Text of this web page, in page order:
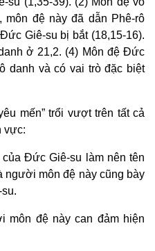
đệ này đã dẫn Phê-rô
Giê-su bị bắt (18,15-16).
ở 21,2. (4) Môn đệ Đức
danh và có vai trò đặc biệt
mến” trổi vượt trên tất cả
vực:
Đức Giê-su làm nên tên
người môn đệ này cũng bày
môn đệ này can đảm hiện